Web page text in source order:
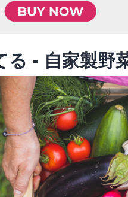
る - 自家製野